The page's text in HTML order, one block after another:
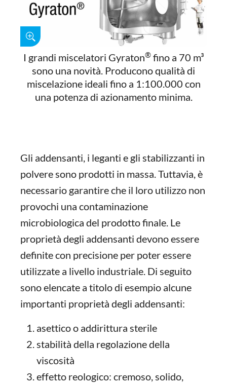
I grandi miscelatori Gyraton®fino a 70 m³
sono una novità. Producono qualità di
miscelazione ideali fino a 1:100.000 con
una potenza di azionamento minima.
Gli addensanti, i leganti e gli stabilizzanti in
polvere sono prodotti in massa. Tuttavia, è
necessario garantire che il loro utilizzo non
provochi una contaminazione
microbiologica del prodotto finale. Le
proprietà degli addensanti devono essere
definite con precisione per poter essere
utilizzate a livello industriale. Di seguito
sono elencate a titolo di esempio alcune
importanti proprietà degli addensanti:
asettico o addirittura sterile
stabilità della regolazione della
viscosità
effetto reologico: cremoso, solido,